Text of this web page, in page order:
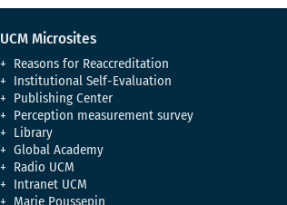
UCM Microsites
Reasons for Reaccreditation
Institutional Self-Evaluation
Publishing Center
Perception measurement survey
Library
Global Academy
Radio UCM
Intranet UCM
Marie Poussepin